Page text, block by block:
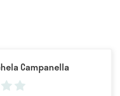
Campanella